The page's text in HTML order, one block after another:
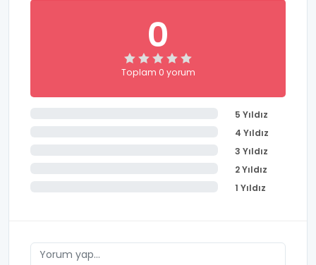
0
Toplam 0 yorum
5 Yıldız
4 Yıldız
3 Yıldız
2 Yıldız
1 Yıldız